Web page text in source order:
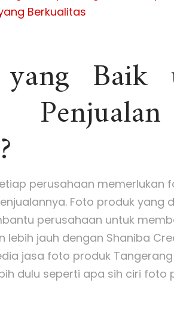
Berkualitas
Baik
perusahaan memerlukan
Foto produk yang
perusahaan untuk
lebih jauh dengan Shaniba
jasa foto produk Tangerang
dulu seperti apa sih ciri foto